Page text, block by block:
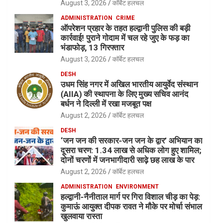
August 3, 2026 कॉर्बेट हलचल
ADMINISTRATION CRIME
ऑपरेशन प्रहार के तहत हल्द्वानी पुलिस की बड़ी
कार्रवाई! पुराने गोदाम में चल रहे जुए के फड़ का
भंडाफोड़, 13 गिरफ्तार
August 3, 2026 कॉर्बेट हलचल
DESH
उधम सिंह नगर में अखिल भारतीय आयुर्वेद संस्थान
(AIIA) की स्थापना के लिए मुख्य सचिव आनंद
बर्धन ने दिल्ली में रखा मजबूत पक्ष
August 2, 2026 कॉर्बेट हलचल
DESH
‘जन जन की सरकार-जन जन के द्वार’ अभियान का
दूसरा चरण: 1.34 लाख से अधिक लोग हुए शामिल;
दोनों चरणों में जनभागीदारी साढ़े छह लाख के पार
August 2, 2026 कॉर्बेट हलचल
ADMINISTRATION ENVIRONMENT
हल्द्वानी-नैनीताल मार्ग पर गिरा विशाल चीड़ का पेड़:
कुमाऊं आयुक्त दीपक रावत ने मौके पर मोर्चा संभाल
खुलवाया रास्ता